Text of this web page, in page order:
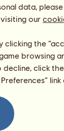
75
data,
our
clicking the
browsing
click